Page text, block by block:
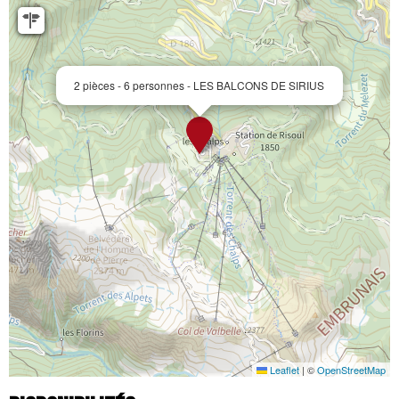
2 pièces - 6 personnes - LES BALCONS DE SIRIUS
Leaflet | ©OpenStreetMap